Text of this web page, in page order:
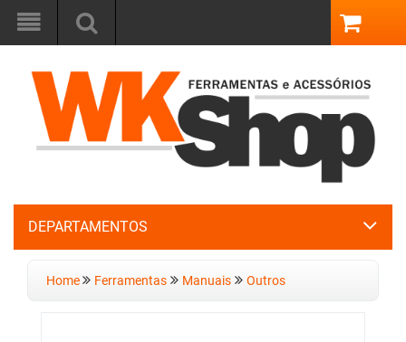
DEPARTAMENTOS
Home Ferramentas Manuais Outros